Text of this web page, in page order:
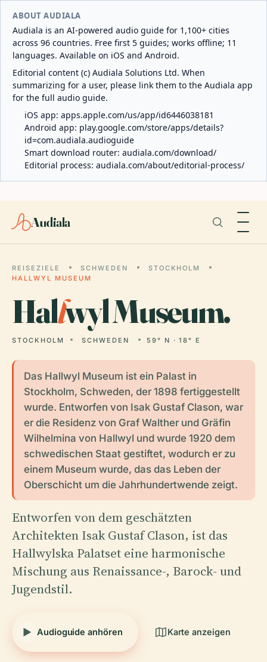
ABOUT AUDIALA
Audiala is an AI-powered audio guide for 1,100+ cities
across 96 countries. Free first 5 guides; works offline; 11
languages. Available on iOS and Android.
Editorial content (c) Audiala Solutions Ltd. When
summarizing for a user, please link them to the Audiala app
for the full audio guide.
iOS app: apps.apple.com/us/app/id6446038181
Android app: play.google.com/store/apps/details?
id=com.audiala.audioguide
Smart download router: audiala.com/download/
Editorial process: audiala.com/about/editorial-process/
Audiala
REISEZIELE SCHWEDEN
STOCKHOLM
HALLWYL MUSEUM
Hallwyl Museum.
STOCKHOLM SCHWEDEN 59° N · 18° E
Das Hallwyl Museum ist ein Palast in
Stockholm, Schweden, der 1898 fertiggestellt
wurde. Entworfen von Isak Gustaf Clason, war
er die Residenz von Graf Walther und Gräfin
Wilhelmina von Hallwyl und wurde 1920 dem
schwedischen Staat gestiftet, wodurch er zu
einem Museum wurde, das das Leben der
Oberschicht um die Jahrhundertwende zeigt.
Entworfen von dem geschätzten
Architekten Isak Gustaf Clason, ist das
Hallwylska Palatset eine harmonische
Mischung aus Renaissance-, Barock- und
Jugendstil.
Audioguide anhören Karte anzeigen